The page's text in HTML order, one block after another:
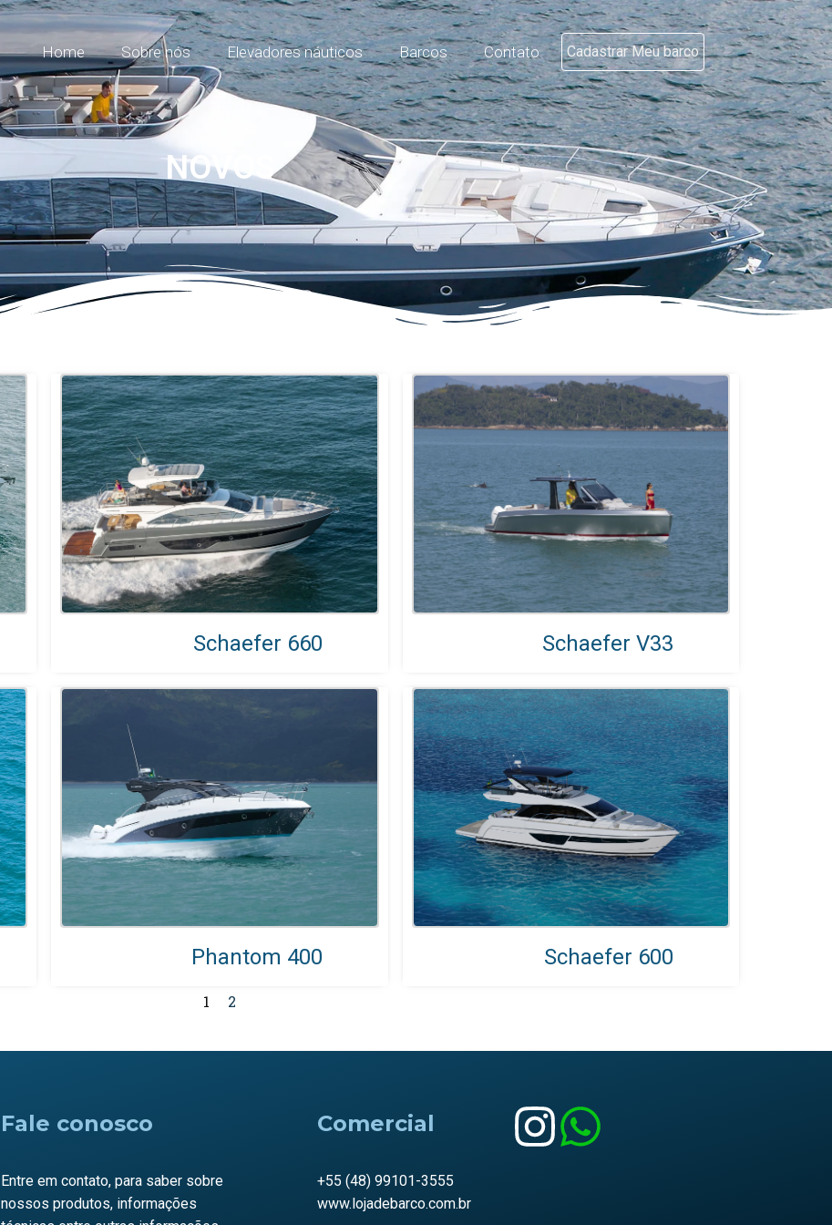
Home Sobre nós Elevadores náuticos Barcos Contato Cadastrar Meu barco
NOVOS
Schaefer 660 Schaefer V33
Phantom 400 Schaefer 600
1 2
Fale conosco
Entre em contato, para saber sobre
nossos produtos, informações
Comercial
+55 (48) 99101-3555
www.lojadebarco.com.br